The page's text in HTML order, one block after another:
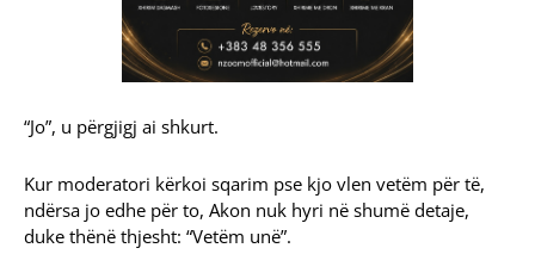
“Jo”, u përgjigj ai shkurt.
Kur moderatori kërkoi sqarim pse kjo vlen vetëm për të,
ndërsa jo edhe për to, Akon nuk hyri në shumë detaje,
duke thënë thjesht: “Vetëm unë”.